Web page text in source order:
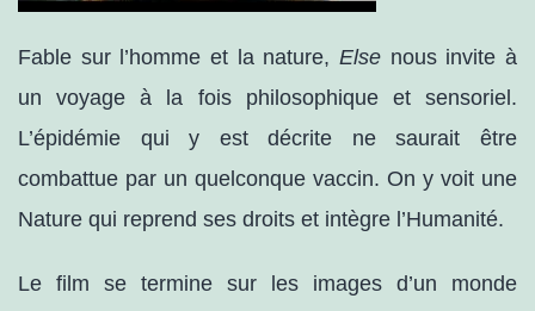
Fable sur l’homme et la nature, Else nous invite à
un voyage à la fois philosophique et sensoriel.
L’épidémie qui y est décrite ne saurait être
combattue par un quelconque vaccin. On y voit une
Nature qui reprend ses droits et intègre l’Humanité.
Le film se termine sur les images d’un monde